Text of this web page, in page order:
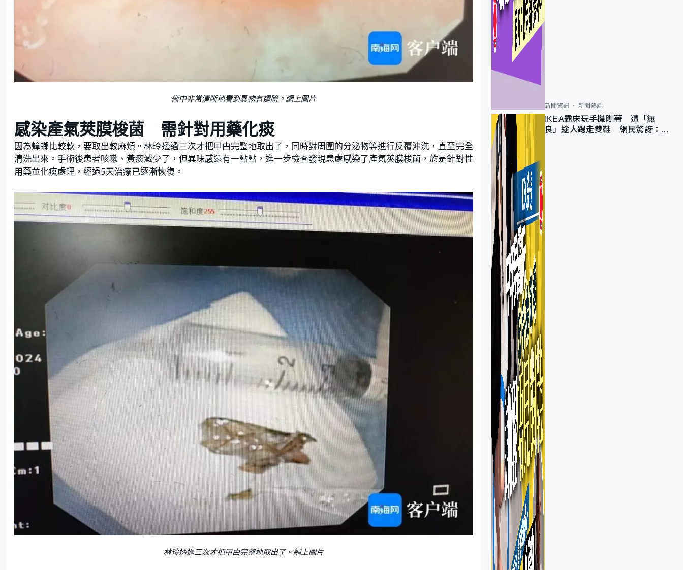
術中非常清晰地看到異物有翅膀。網上圖片
感染產氣莢膜梭菌 需針對用藥化痰
因為蟑螂比較軟，要取出較麻煩。林玲透過三次才把曱甴完整地取出了，同時對周圍的分泌物等進行反覆沖洗，直至完全
清洗出來。手術後患者咳嗽、黃痰減少了，但異味感還有一點點，進一步檢查發現患處感染了產氣莢膜梭菌，於是針對性
用藥並化痰處理，經過5天治療已逐漸恢復。
林玲透過三次才把曱甴完整地取出了。網上圖片
新聞資訊 新聞熱話
IKEA霸床玩手機瞓著 遭「無
良」途人踢走雙鞋 網民驚訝：冇